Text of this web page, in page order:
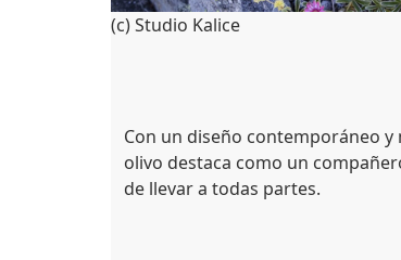
(c) Studio Kalice
Con un diseño contemporáneo
olivo destaca como un
de llevar a todas partes.